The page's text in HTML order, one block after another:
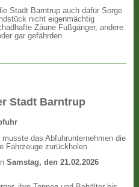
Stadt Barntrup auch dafür Sorge
nicht eigenmächtig
Zäune Fußgänger, andere
gar gefährden.
Stadt Barntrup
das Abfuhrunternehmen die
Fahrzeuge zurückholen.
Samstag, den 21.02.2026